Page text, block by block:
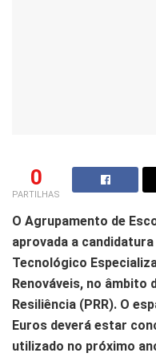
0
PARTILHAS
O Agrupamento de
aprovada a
Tecnológico
Renováveis, no âmbito
Resiliência (PRR). O
Euros deverá estar
utilizado no próximo